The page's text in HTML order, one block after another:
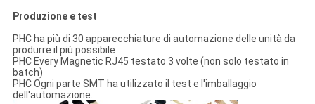
Produzione e test
PHC ha più di 30 apparecchiature di automazione delle unità da
produrre il più possibile
PHC Every Magnetic RJ45 testato 3 volte (non solo testato in
batch)
PHC Ogni parte SMT ha utilizzato il test e l'imballaggio
dell'automazione.